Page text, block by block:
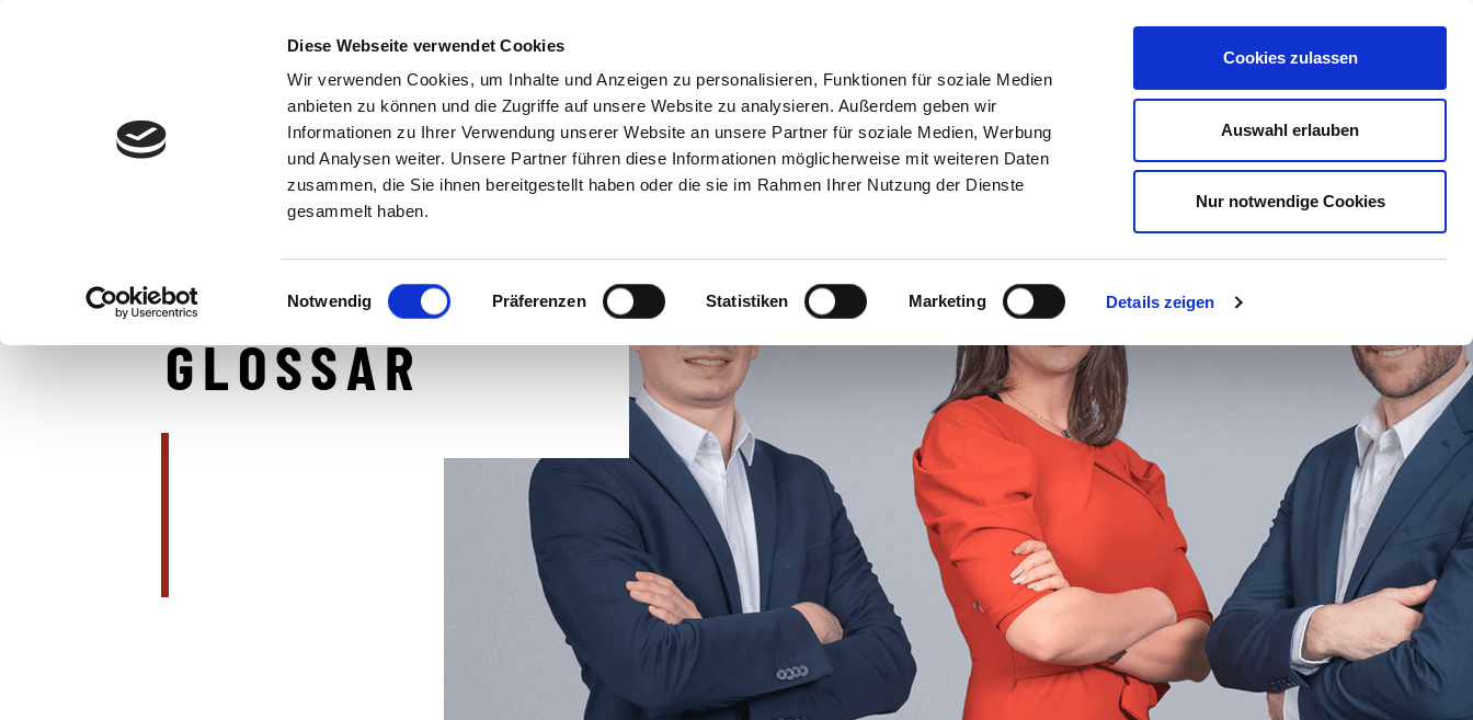
Diese Webseite verwendet Cookies
Wir verwenden Cookies, um Inhalte und Anzeigen zu personalisieren, Funktionen für soziale Medien
anbieten zu können und die Zugriffe auf unsere Website zu analysieren. Außerdem geben wir
Informationen zu Ihrer Verwendung unserer Website an unsere Partner für soziale Medien, Werbung
und Analysen weiter. Unsere Partner führen diese Informationen möglicherweise mit weiteren Daten
zusammen, die Sie ihnen bereitgestellt haben oder die sie im Rahmen Ihrer Nutzung der Dienste
gesammelt haben.
Einwilligungsauswahl
Notwendig Präferenzen Statistiken Marketing Details zeigen
Cookies zulassen
Auswahl erlauben
Nur notwendige Cookies
UNTERNEHMEN LEISTUNGEN
IKZ AUGSBURG
GLOSSAR